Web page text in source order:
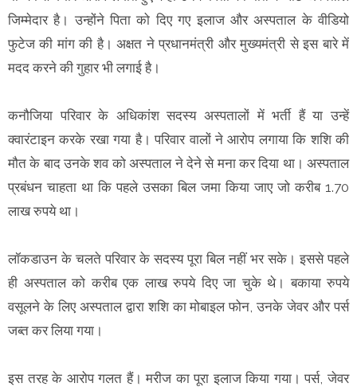
जिम्मेदार है। उन्होंने पिता को दिए गए इलाज और अस्पताल के वीडियो
फुटेज की मांग की है। अक्षत ने प्रधानमंत्री और मुख्यमंत्री से इस बारे में
मदद करने की गुहार भी लगाई है।
कनौजिया परिवार के अधिकांश सदस्य अस्पतालों में भर्ती हैं या उन्हें
क्वारंटाइन करके रखा गया है। परिवार वालों ने आरोप लगाया कि शशि की
मौत के बाद उनके शव को अस्पताल ने देने से मना कर दिया था। अस्पताल
प्रबंधन चाहता था कि पहले उसका बिल जमा किया जाए जो करीब 1.70
लाख रुपये था।
लॉकडाउन के चलते परिवार के सदस्य पूरा बिल नहीं भर सके। इससे पहले
ही अस्पताल को करीब एक लाख रुपये दिए जा चुके थे। बकाया रुपये
वसूलने के लिए अस्पताल द्वारा शशि का मोबाइल फोन, उनके जेवर और पर्स
जब्त कर लिया गया।
इस तरह के आरोप गलत हैं। मरीज का पूरा इलाज किया गया। पर्स, जेवर